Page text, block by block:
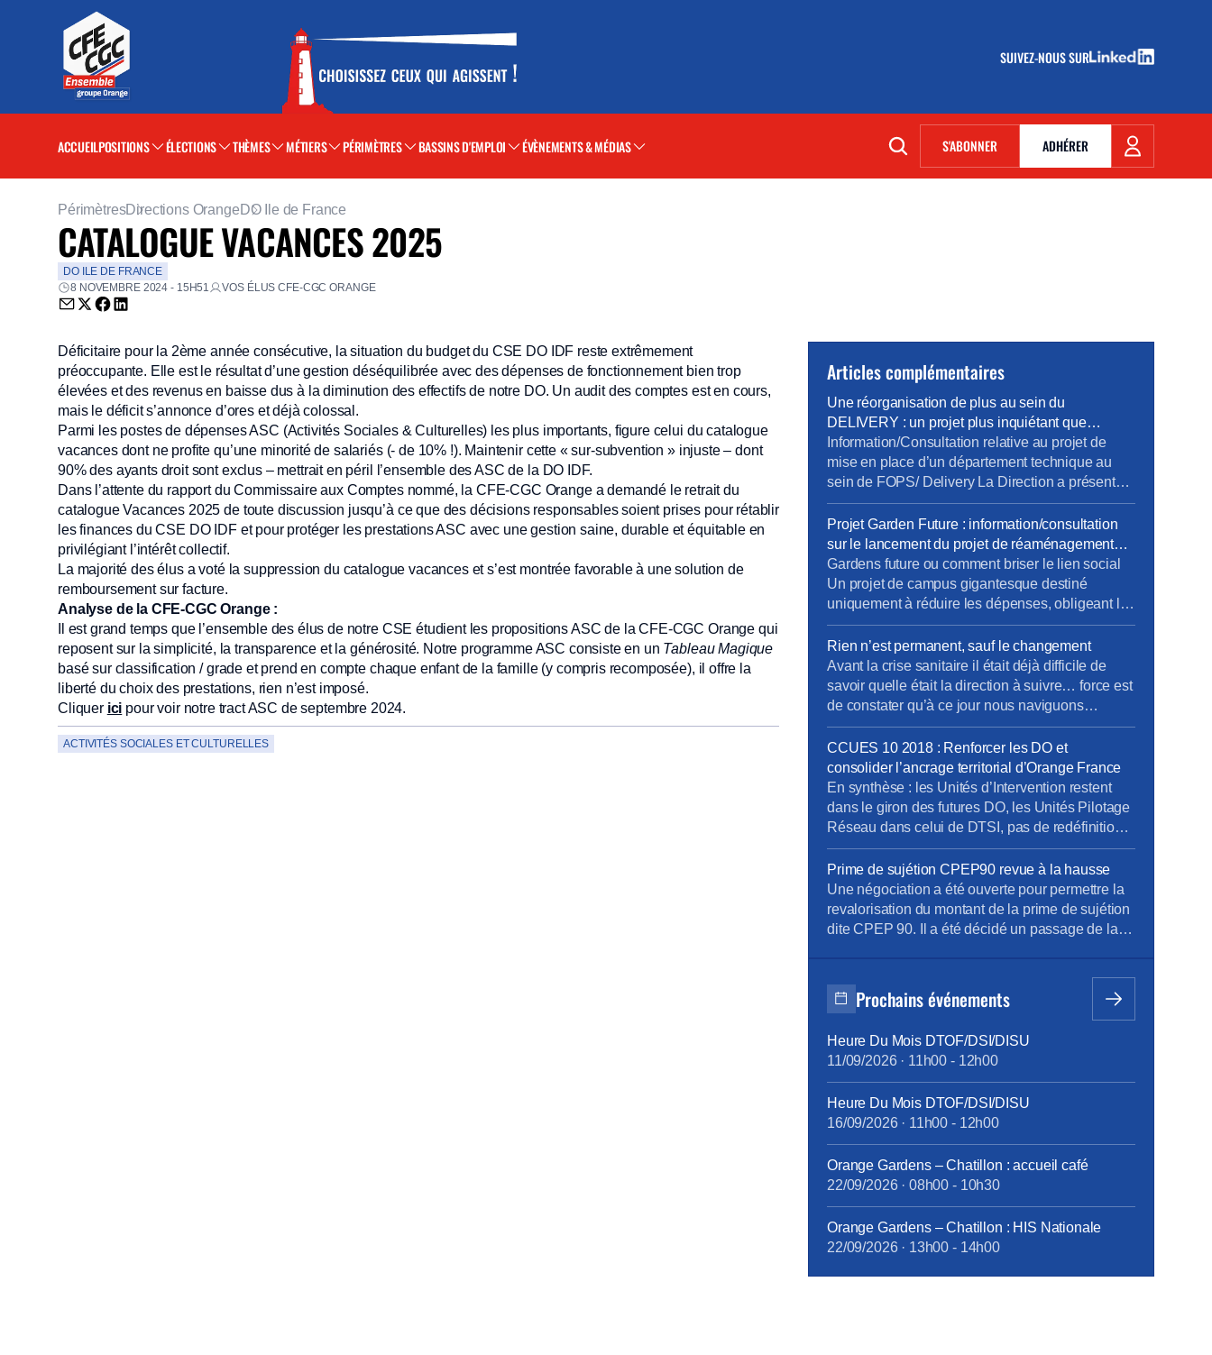
SUIVEZ-NOUS SUR
(NOUVELLE FENÊTRE)
ACCUEILPOSITIONS ÉLECTIONS THÈMES MÉTIERS PÉRIMÈTRES BASSINS D'EMPLOI ÉVÈNEMENTS & MÉDIAS S'ABONNER(NOUVELLE FENÊTRE)
ADHÉRER
PérimètresDirections Orange DO Ile de France
CATALOGUE VACANCES 2025
DO ILE DE FRANCE
8 NOVEMBRE 2024 - 15H51
VOS ÉLUS CFE-CGC ORANGE
Envoyer par email (nouvelle fenêtre)
Partager sur Twitter (nouvelle fenêtre)
Partager sur Facebook (nouvelle fenêtre)
Partager sur LinkedIn (nouvelle fenêtre)
Déficitaire pour la 2ème année consécutive, la situation du budget du CSE DO IDF reste extrêmement
préoccupante. Elle est le résultat d’une gestion déséquilibrée avec des dépenses de fonctionnement bien trop
élevées et des revenus en baisse dus à la diminution des effectifs de notre DO. Un audit des comptes est en cours,
mais le déficit s’annonce d’ores et déjà colossal.
Parmi les postes de dépenses ASC (Activités Sociales & Culturelles) les plus importants, figure celui du catalogue
vacances dont ne profite qu’une minorité de salariés (- de 10% !). Maintenir cette « sur-subvention » injuste – dont
90% des ayants droit sont exclus – mettrait en péril l’ensemble des ASC de la DO IDF.
Dans l’attente du rapport du Commissaire aux Comptes nommé, la CFE-CGC Orange a demandé le retrait du
catalogue Vacances 2025 de toute discussion jusqu’à ce que des décisions responsables soient prises pour rétablir
les finances du CSE DO IDF et pour protéger les prestations ASC avec une gestion saine, durable et équitable en
privilégiant l’intérêt collectif.
La majorité des élus a voté la suppression du catalogue vacances et s’est montrée favorable à une solution de
remboursement sur facture.
Analyse de la CFE-CGC Orange :
Il est grand temps que l’ensemble des élus de notre CSE étudient les propositions ASC de la CFE-CGC Orange qui
reposent sur la simplicité, la transparence et la générosité. Notre programme ASC consiste en un Tableau Magique
basé sur classification / grade et prend en compte chaque enfant de la famille (y compris recomposée), il offre la
liberté du choix des prestations, rien n’est imposé.
Cliquer ici pour voir notre tract ASC de septembre 2024.
ACTIVITÉS SOCIALES ET CULTURELLES
Articles complémentaires
Une réorganisation de plus au sein du
DELIVERY : un projet plus inquiétant que
rassurant !
Information/Consultation relative au projet de
mise en place d’un département technique au
sein de FOPS/ Delivery La Direction a présenté
aux élus du CSEE son projet de création d’un
département technique au sein de la direction
Delivery d’Orange ainsi qu’une étude d’impact
pour anticiper les risques psychosociaux afin de
préparer un plan d’accompagnement adapté. 7
[…]
Projet Garden Future : information/consultation
sur le lancement du projet de réaménagement
des espaces de travail Orange Garden
Gardens future ou comment briser le lien social
Un projet de campus gigantesque destiné
uniquement à réduire les dépenses, obligeant les
salariés à travailler toujours plus loin de chez
eux, occasionnant perte de temps, dépenses de
trajets, bilan carbone dégradé tout comme une
qualité de vie et une mise à l’écart des relations
sociales. Déjà […]
Rien n’est permanent, sauf le changement
Avant la crise sanitaire il était déjà difficile de
savoir quelle était la direction à suivre… force est
de constater qu’à ce jour nous naviguons
toujours à vue… dans une mer agitée ! Modèle
de Vente pas si modèle ! Penser le changement
plutôt que de changer le pansement ! Envie d’en
savoir davantage ? […]
CCUES 10 2018 : Renforcer les DO et
consolider l’ancrage territorial d’Orange France
En synthèse : les Unités d’Intervention restent
dans le giron des futures DO, les Unités Pilotage
Réseau dans celui de DTSI, pas de redéfinition
du périmètre ou du rattachement des Unités
Opérationnelles et pas de regroupement entre
UO (rattachement à la DO cible), les Directions
Régionales restent rattachées au DO sans
évolution. Principes de ces futures […]
Prime de sujétion CPEP90 revue à la hausse
Une négociation a été ouverte pour permettre la
revalorisation du montant de la prime de sujétion
dite CPEP 90. Il a été décidé un passage de la
paiement sur la paie du mois de septembre.
Cette prime de sujétion reconnaît et […]
Prochains événements
Heure Du Mois DTOF/DSI/DISU
11/09/2026· 11h00 - 12h00
Heure Du Mois DTOF/DSI/DISU
16/09/2026· 11h00 - 12h00
Orange Gardens – Chatillon : accueil café
22/09/2026· 08h00 - 10h30
Orange Gardens – Chatillon : HIS Nationale
22/09/2026· 13h00 - 14h00